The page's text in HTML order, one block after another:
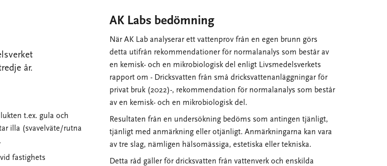
år.
t.ex. gula och
illa (svavelväte/rutna
fastighets
AK Labs bedömning
När AK Lab analyserar ett vattenprov från en egen brunn görs
detta utifrån rekommendationer för normalanalys som består av
en kemisk- och en mikrobiologisk del enligt Livsmedelsverkets
rapport om - Dricksvatten från små dricksvattenanläggningar för
privat bruk (2022)-, rekommendation för normalanalys som består
av en kemisk- och en mikrobiologisk del.
Resultaten från en undersökning bedöms som antingen tjänligt,
tjänligt med anmärkning eller otjänligt. Anmärkningarna kan vara
av tre slag, nämligen hälsomässiga, estetiska eller tekniska.
Detta råd gäller för dricksvatten från vattenverk och enskilda